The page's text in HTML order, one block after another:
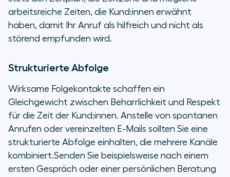
arbeitsreiche Zeiten, die Kund:innen erwähnt
haben, damit Ihr Anruf als hilfreich und nicht als
störend empfunden wird.
Strukturierte Abfolge
Wirksame Folgekontakte schaffen ein
Gleichgewicht zwischen Beharrlichkeit und Respekt
für die Zeit der Kund:innen. Anstelle von spontanen
Anrufen oder vereinzelten E-Mails sollten Sie eine
strukturierte Abfolge einhalten, die mehrere Kanäle
kombiniert.Senden Sie beispielsweise nach einem
ersten Gespräch oder einer persönlichen Beratung